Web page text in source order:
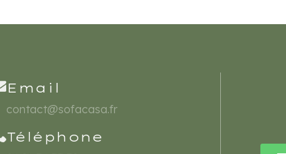
Email
contact@sofacasa.fr
Téléphone